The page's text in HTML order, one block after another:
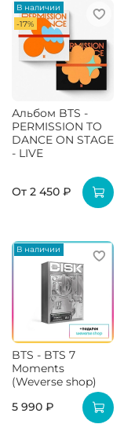
В наличии
-17%
Альбом BTS -
PERMISSION TO
DANCE ON STAGE
- LIVE
От 2 450 ₽
В наличии
BTS - BTS 7
Moments
(Weverse shop)
5 990 ₽